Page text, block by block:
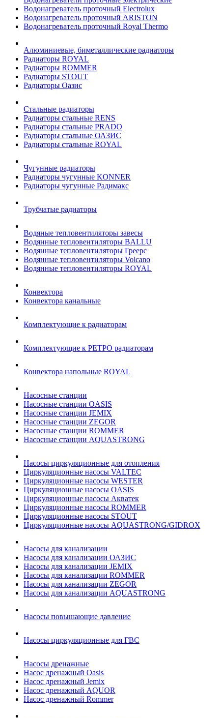
Водонагреватель проточный Electrolux
Водонагреватель проточный ARISTON
Водонагреватель проточный Royal Thermo
Алюминиевые, биметаллические радиаторы
Радиаторы ROYAL
Радиаторы ROMMER
Радиаторы STOUT
Радиаторы Оазис
Стальные радиаторы
Радиаторы стальные RENS
Радиаторы стальные PRADO
Радиаторы стальные ОАЗИС
Радиаторы стальные ROYAL
Чугунные радиаторы
Радиаторы чугунные KONNER
Радиаторы чугунные Радимакс
Трубчатые радиаторы
Водяные тепловентиляторы завесы
Водянные тепловентиляторы BALLU
Водянные тепловентиляторы Греерс
Водянные тепловентиляторы Volcano
Водянные тепловентиляторы ROYAL
Конвектора
Конвектора канальные
Комплектующие к радиаторам
Комплектующие к РЕТРО радиаторам
Конвектора напольные ROYAL
Насосные станции
Насосные станции OASIS
Насосные станции JEMIX
Насосные станции ZEGOR
Насосные станции ROMMER
Насосные станции AQUASTRONG
Насосы циркуляционные для отопления
Циркуляционные насосы VALTEC
Циркуляционные насосы WESTER
Циркуляционные насосы OASIS
Циркуляционные насосы Акватек
Циркуляционные насосы ROMMER
Циркуляционные насосы STOUT
Циркуляционные насосы AQUASTRONG/GIDROX
Насосы для канализации
Насосы для канализации ОАЗИС
Насосы для канализации JEMIX
Насосы для канализации ROMMER
Насосы для канализации ZEGOR
Насосы для канализации AQUASTRONG
Насосы повышающие давление
Насосы циркуляционные для ГВС
Насосы дренажные
Насос дренажный Oasis
Насос дренажный Jemix
Насос дренажный AQUOR
Насос дренажный Rommer